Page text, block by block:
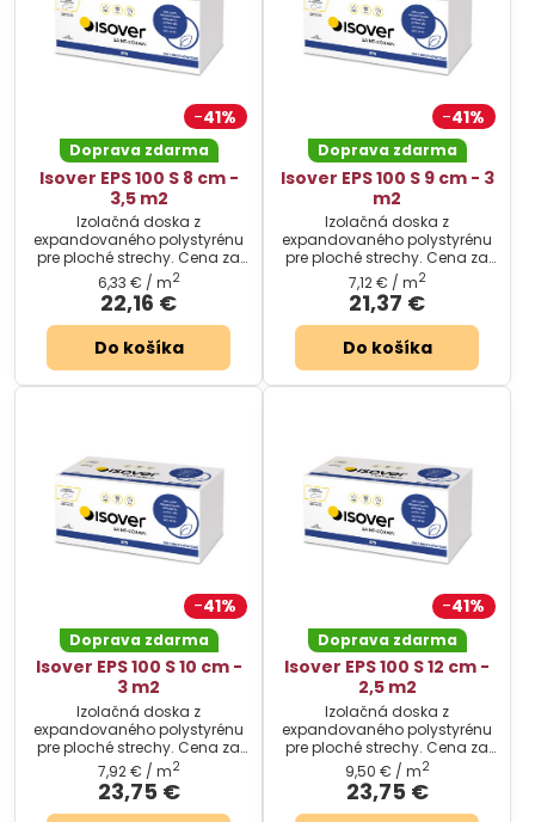
41%
Doprava zdarma
Isover EPS 100 S 8 cm -
3,5 m2
Izolačná doska z
expandovaného polystyrénu
pre ploché strechy. Cena za
balenie.
22,16 €
6,33 € / m2
Do košíka
41%
Doprava zdarma
Isover EPS 100 S 9 cm - 3
m2
Izolačná doska z
expandovaného polystyrénu
pre ploché strechy. Cena za
balenie.
21,37 €
7,12 € / m2
Do košíka
41%
Doprava zdarma
Isover EPS 100 S 10 cm -
3 m2
Izolačná doska z
expandovaného polystyrénu
pre ploché strechy. Cena za
balenie.
23,75 €
7,92 € / m2
41%
Doprava zdarma
Isover EPS 100 S 12 cm -
2,5 m2
Izolačná doska z
expandovaného polystyrénu
pre ploché strechy. Cena za
balenie.
23,75 €
9,50 € / m2